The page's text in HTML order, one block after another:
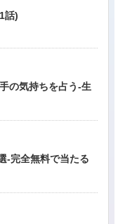
話)
の気持ちを占う-生
-完全無料で当たる